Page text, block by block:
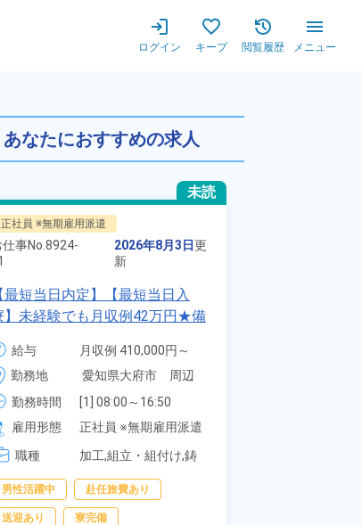
ログイン キープ 閲覧履歴 メニュー
！高時給1,700円！ワン
あなたにおすすめの求人
未読
正社員 ※無期雇用派遣
事No. 8924-
2026年8月3日更
新
最短当日内定】【最短当日入
】未経験でも月収例42万円★備
付き寮完備＆赴任旅費会社負担
給・業績賞与あり！組立や塗
など自動車製造の各種作業！
愛知県大府市》
給与
月収例 410,000円～
430,000円
月給 277,000円～
277,000円
勤務地
愛知県大府市　周辺
勤務時間
[1] 08:00～16:50
[2] 06:25～15:10
[3] 17:05～01:50
雇用形態
正社員 ※無期雇用派遣
職種
加工,組立・組付け,鋳
男性活躍中 赴任旅費あり
送迎あり 寮完備